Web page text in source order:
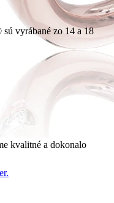
vyrábané zo 14 a 18
kvalitné a dokonalo